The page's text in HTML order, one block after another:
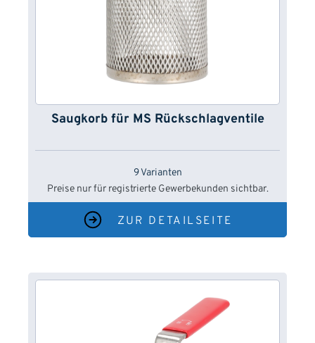
Saugkorb für MS Rückschlagventile
9 Varianten
Preise nur für registrierte Gewerbekunden sichtbar.
ZUR DETAILSEITE